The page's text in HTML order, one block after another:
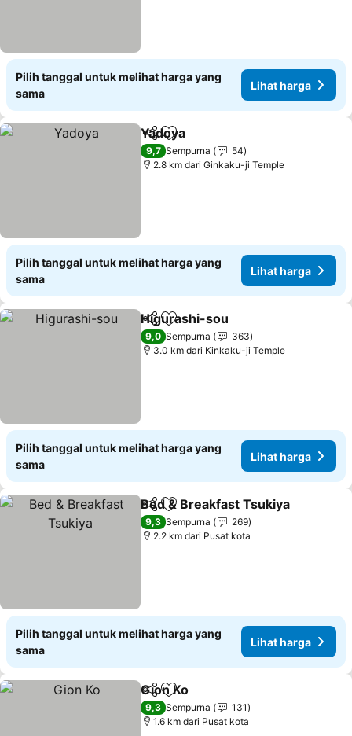
Pilih tanggal untuk melihat harga yang
sama
Lihat harga
BagikanTambahkan ke favorit
Yadoya
9,7 Sempurna
54
2.8 km dari Ginkaku-ji Temple
Pilih tanggal untuk melihat harga yang
sama
Lihat harga
BagikanTambahkan ke favorit
Higurashi-sou
9,0 Sempurna
363
3.0 km dari Kinkaku-ji Temple
Pilih tanggal untuk melihat harga yang
sama
Lihat harga
BagikanTambahkan ke favorit
Bed & Breakfast Tsukiya
9,3 Sempurna
269
2.2 km dari Pusat kota
Pilih tanggal untuk melihat harga yang
sama
Lihat harga
BagikanTambahkan ke favorit
Gion Ko
9,3 Sempurna
131
1.6 km dari Pusat kota